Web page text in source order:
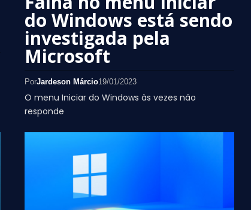
do Windows está sendo
investigada pela
Microsoft
PorJardeson Márcio19/01/2023
O menu Iniciar do Windows às vezes não
responde